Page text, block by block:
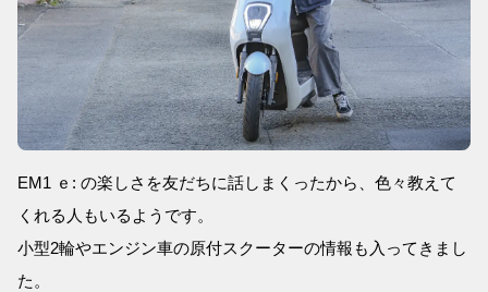
EM1 ｅ: の楽しさを友だちに話しまくったから、色々教えて
くれる人もいるようです。
小型2輪やエンジン車の原付スクーターの情報も入ってきまし
た。